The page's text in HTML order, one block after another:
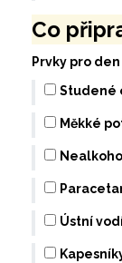
Co
Prvky pro
Studené
Měkké
Ústní